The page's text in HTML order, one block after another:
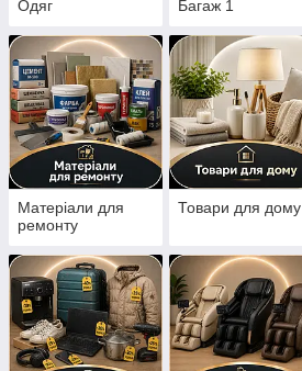
Одяг Багаж 1
Матеріали для
ремонту
Товари для дому